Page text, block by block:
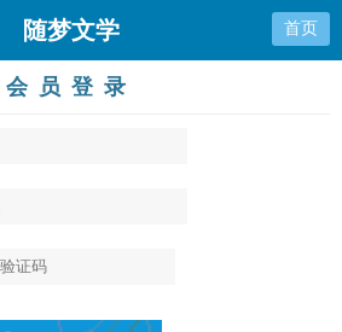
随梦文学 首页
会员登录